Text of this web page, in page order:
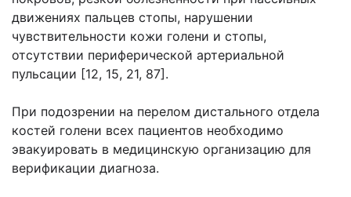
движениях пальцев стопы, нарушении
чувствительности кожи голени и стопы,
отсутствии периферической артериальной
пульсации [12, 15, 21, 87].
При подозрении на перелом дистального отдела
костей голени всех пациентов необходимо
эвакуировать в медицинскую организацию для
верификации диагноза.